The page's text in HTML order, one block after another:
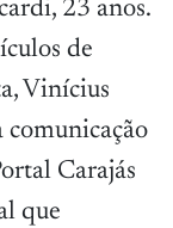
23 anos.
de
Vinícius
comunicação
Carajás
que